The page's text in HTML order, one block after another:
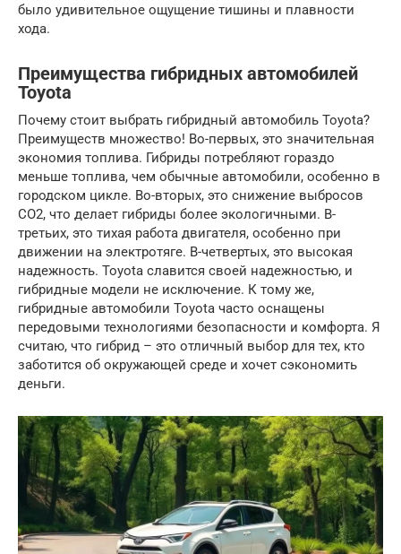
было удивительное ощущение тишины и плавности
хода.
Преимущества гибридных автомобилей
Toyota
Почему стоит выбрать гибридный автомобиль Toyota?
Преимуществ множество! Во-первых, это значительная
экономия топлива. Гибриды потребляют гораздо
меньше топлива, чем обычные автомобили, особенно в
городском цикле. Во-вторых, это снижение выбросов
CO2, что делает гибриды более экологичными. В-
третьих, это тихая работа двигателя, особенно при
движении на электротяге. В-четвертых, это высокая
надежность. Toyota славится своей надежностью, и
гибридные модели не исключение. К тому же,
гибридные автомобили Toyota часто оснащены
передовыми технологиями безопасности и комфорта. Я
считаю, что гибрид – это отличный выбор для тех, кто
заботится об окружающей среде и хочет сэкономить
деньги.